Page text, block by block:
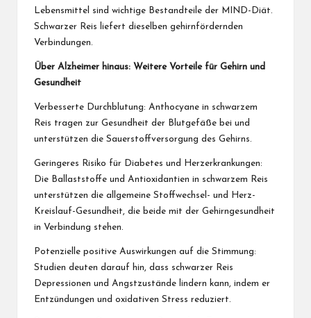
Lebensmittel sind wichtige Bestandteile der MIND-Diät.
Schwarzer Reis liefert dieselben gehirnfördernden
Verbindungen.
Über Alzheimer hinaus: Weitere Vorteile für Gehirn und
Gesundheit
Verbesserte Durchblutung: Anthocyane in schwarzem
Reis tragen zur Gesundheit der Blutgefäße bei und
unterstützen die Sauerstoffversorgung des Gehirns.
Geringeres Risiko für Diabetes und Herzerkrankungen:
Die Ballaststoffe und Antioxidantien in schwarzem Reis
unterstützen die allgemeine Stoffwechsel- und Herz-
Kreislauf-Gesundheit, die beide mit der Gehirngesundheit
in Verbindung stehen.
Potenzielle positive Auswirkungen auf die Stimmung:
Studien deuten darauf hin, dass schwarzer Reis
Depressionen und Angstzustände lindern kann, indem er
Entzündungen und oxidativen Stress reduziert.